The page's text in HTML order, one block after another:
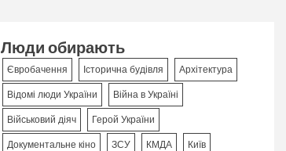
Люди обирають
Євробачення Історична будівля Архітектура
Відомі люди України Війна в Україні
Військовий діяч Герой України
Документальне кіно ЗСУ КМДА Київ